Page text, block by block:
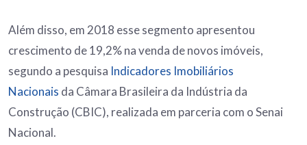
Além disso, em 2018 esse segmento apresentou
crescimento de 19,2% na venda de novos imóveis,
segundo a pesquisa Indicadores Imobiliários
Nacionais da Câmara Brasileira da Indústria da
Construção (CBIC), realizada em parceria com o Senai
Nacional.